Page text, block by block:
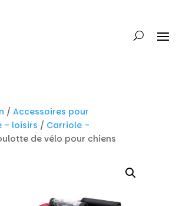
/ Accessoires pour
- loisirs / Carriole -
de vélo pour chiens